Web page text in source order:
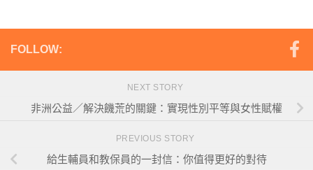
FOLLOW:
NEXT STORY
非洲公益／解決饑荒的關鍵：實現性別平等與女性賦權
PREVIOUS STORY
給生輔員和教保員的一封信：你值得更好的對待